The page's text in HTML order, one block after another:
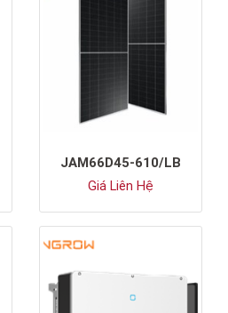
JAM66D45-610/LB
Giá Liên Hệ